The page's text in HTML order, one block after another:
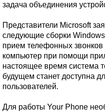
задача объединения
Представители Microsoft
следующие сборки
прием телефонных
компьютер при помощи
настоящее время система
будущем станет доступна
пользователей.
Для работы Your Phone